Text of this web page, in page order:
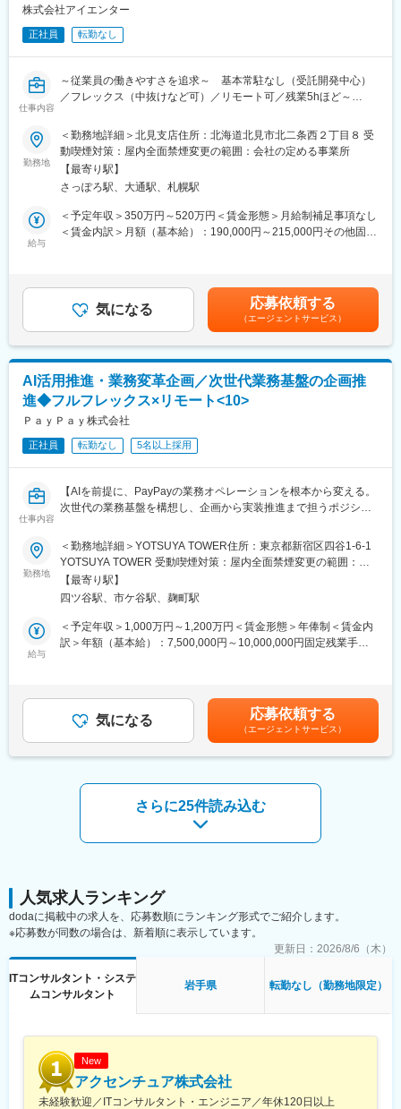
変更の範囲：会社の定める業務
件を取り揃えています！
手当の支給はもちろん、案件やお任せする業務も調整しながら、
スキルを身に着けられます！
■抜群の働きやすさ・柔軟な働き方が可能！
・リモート／フレックス可 ※1日の最低勤務時間：4時間
・残業：平均5h程度
ユニット単位・全社で残業時間が可視化されており、全員で残業
を削減するよう取り組んでいます。また残業30hを超える場合、
上長に通知するシステムとなっており、残業削減をフォローして
・ノー残業デー：毎週(水)全社で18時退社をしています！
・月1日ペースで有給取得を奨励。経営層も長期休暇を取得するな
・生成AI（chatGPT、GitHub Copilot、Cursor）を業務で活用でき
るので、効率化を追求した働き方が可能！最新技術やサービスを
常にキャッチアップしています。
・当社は受託開発（SI）中心ではありますが、自社サービスの開
発も行っており、マリンテック事業も行っています。
・引き続き自社サービス開発も進めるため、新規サービス開発を
行いたい方は歓迎いたします！
変更の範囲：会社の定める業務
株式会社アイエンター
正社員 転勤なし
仕事内容
～従業員の働きやすさを追求～ 基本常駐なし（受託開発中心）
／フレックス（中抜けなど可）／リモート可／残業5hほど～
■仕事内容
・RPAにより顧客業務の効率化を行うための要件定義、開発、導
入支援、顧客対応をお任せいたします！
・要件定義～導入支援、運用まで一連の業務をお任せいたしま
す！
・現在RPA支援だけでなく、ノーコード、ローコードを利用して
お客様の支援幅拡大中！多種多様な顧客との取引多数！
・基本常駐なし
■働く魅力
・全国の自治体DX、働き方改革にダイレクトに携われるので、顧
も身に付きます。
・高い営業力を誇り、エンジニアの希望に即した案件を受注でき
ています。そのためエンタープライズ案件なども含め、豊富な案
件を取り揃えています！
手当の支給はもちろん、案件やお任せする業務も調整しながら、
スキルを身に着けられます！
■抜群の働きやすさ・柔軟な働き方が可能！
・リモート／フレックス可 ※1日の最低勤務時間：4時間
・残業：平均5h程度
ユニット単位・全社で残業時間が可視化されており、全員で残業
を削減するよう取り組んでいます。また残業30hを超える場合、
上長に通知するシステムとなっており、残業削減をフォローして
・ノー残業デー：毎週(水)全社で18時退社をしています！
・月1日ペースで有給取得を奨励。経営層も長期休暇を取得するな
・生成AI（chatGPT、GitHub Copilot、Cursor）を業務で活用でき
るので、効率化を追求した働き方が可能！最新技術やサービスを
常にキャッチアップしています。
・当社は受託開発（SI）中心ではありますが、自社サービスの開
・引き続き自社サービス開発も進めるため、新規サービス開発を
行いたい方は歓迎いたします！
変更の範囲：会社の定める業務
勤務地
＜勤務地詳細＞北見支店住所：北海道北見市北二条西２丁目８ 受
動喫煙対策：屋内全面禁煙変更の範囲：会社の定める事業所
【最寄り駅】
さっぽろ駅、大通駅、札幌駅
給与
＜予定年収＞350万円～520万円＜賃金形態＞月給制補足事項なし
＜賃金内訳＞月額（基本給）：190,000円～215,000円その他固定
む）＜昇給有無＞有＜残業手当＞有＜給与補足＞※給与詳細は経
験・能力・前給を考慮の上、決定します。■昇格：年1回（7月）■
昇給：年1回（7月）■決算賞与：年1回（6月）【年収例】 年収
500万円／経験5年／SE／27歳 年収650万円／経験9年／PL／32
歳 年収850万円／経験16年／PM／38歳賃金はあくまでも目安の
金額であり、選考を通じて上下する可能性があります。月給(月額)
は固定手当を含めた表記です。
気になる 応募依頼する
（エージェントサービス）
AI活用推進・業務変革企画／次世代業務基盤の企画推
進◆フルフレックス×リモート<10>
ＰａｙＰａｙ株式会社
正社員 転勤なし 5名以上採用
仕事内容
【AIを前提に、PayPayの業務オペレーションを根本から変える。
次世代の業務基盤を構想し、企画から実装推進まで担うポジショ
■業務内容：
2018年のサービス開始から約7年でユーザー数7,000万人を突破し
たPayPayは、決済にとどまらず、金融・生活サービスへと事業領
域を拡大しています。そうした変革を支えるため、業務推進本部
では「安心・安全」と「効率的な業務オペレーション」の両立を
目指し、オペレーション戦略、データ活用、リスク管理、AI・テ
クノロジー活用を横断的に推進しています。
ン基盤の企画・開発推進を担うポジションです。所属する基盤企
画部は、AI・データ分析・システム開発の知見を活かし、PayPay
の業務オペレーションを抜本的に進化させるための新しいITソリ
にあります。
このポジションでは、目の前の改善に留まらず、業務における根
本課題を捉え、AIを中心としたテクノロジーで解決に導くことが
求められます。ビジネスサイドと開発サイドのハブとなり、全体
■具体的な業務内容：
◎AIを活用した自動化プラットフォームのグランドデザイン企
画・設計
◎AI活用を含む各種開発プロジェクトの推進
◎小規模から大規模まで複数プロジェクトのマネジメント・支援
◎全体最適を踏まえたITソリューション、特にAI関連施策の企
◎業務オペレーションの完全自動化を見据えた新たな仕組みづく
り
◎システム開発部門との連携・調整、QCD管理の推進
勤務地
＜勤務地詳細＞YOTSUYA TOWER住所：東京都新宿区四谷1-6-1
YOTSUYA TOWER 受動喫煙対策：屋内全面禁煙変更の範囲：会
社の定める事業所（リモートワーク含む）
【最寄り駅】
四ツ谷駅、市ケ谷駅、麹町駅
給与
＜予定年収＞1,000万円～1,200万円＜賃金形態＞年俸制＜賃金内
訳＞年額（基本給）：7,500,000円～10,000,000円固定残業手当/
業手当＞有＜給与補足＞■昇給：原則年1回（会社の業績と個人の
評価結果を元に決定）■評価制度：仕事の成果と業績への貢献度を
評価賃金はあくまでも目安の金額であり、選考を通じて上下する
可能性があります。月給(月額)は固定手当を含めた表記です。
気になる 応募依頼する
（エージェントサービス）
さらに25件読み込む
人気求人ランキング
dodaに掲載中の求人を、応募数順にランキング形式でご紹介します。
※応募数が同数の場合は、新着順に表示しています。
更新日： 2026/8/6（木）
ITコンサルタント・システ
ムコンサルタント
岩手県 転勤なし（勤務地限定）
New
アクセンチュア株式会社
未経験歓迎／ITコンサルタント・エンジニア／年休120日以上